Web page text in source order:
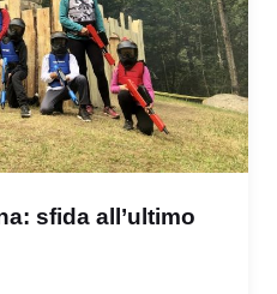
sfida all’ultimo